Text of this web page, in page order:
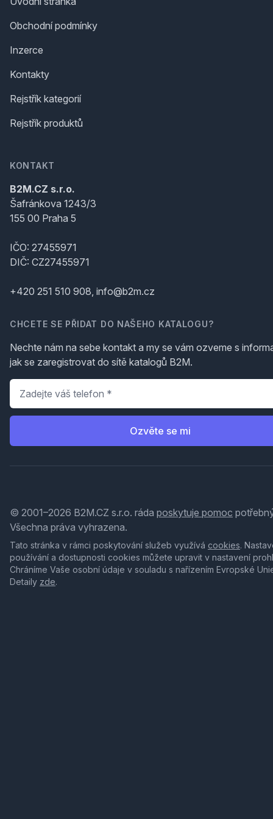
Obchodní podmínky
Inzerce
Kontakty
Rejstřík kategorií
Rejstřík produktů
KONTAKT
B2M.CZ s.r.o.
Šafránkova 1243/3
155 00 Praha 5
IČO: 27455971
DIČ: CZ27455971
+420 251 510 908, info@b2m.cz
CHCETE SE PŘIDAT DO NAŠEHO KATALOGU?
Nechte nám na sebe kontakt a my se vám ozveme s
jak se zaregistrovat do sítě katalogů B2M.
Telefon
Ozvěte se mi
© 2001–2026 B2M.CZ s.r.o. ráda poskytuje pomoc
Všechna práva vyhrazena.
Tato stránka v rámci poskytování služeb využívá cookies.
používání a dostupnosti cookies můžete upravit v nastavení
Chráníme Vaše osobní údaje v souladu s nařízením Evropské
Detaily zde.